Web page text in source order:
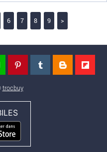
6 7 8 9 >
trocbuy